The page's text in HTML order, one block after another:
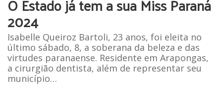
O Estado já tem a sua Miss Paraná
2024
Isabelle Queiroz Bartoli, 23 anos, foi eleita no
último sábado, 8, a soberana da beleza e das
virtudes paranaense. Residente em Arapongas,
a cirurgião dentista, além de representar seu
município…